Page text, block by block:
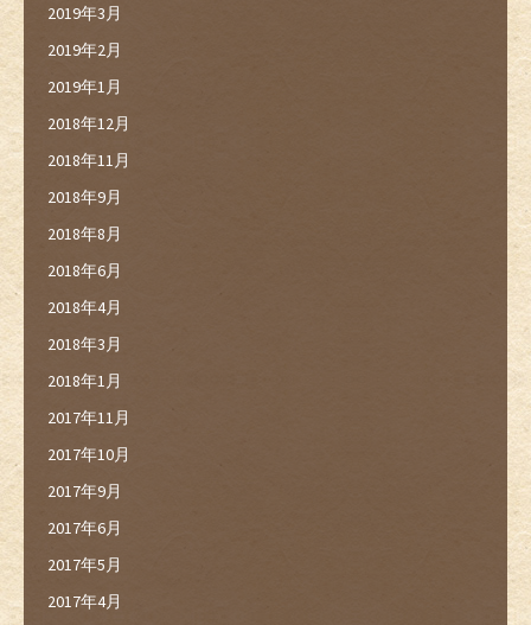
2019年3月
2019年2月
2019年1月
2018年12月
2018年11月
2018年9月
2018年8月
2018年6月
2018年4月
2018年3月
2018年1月
2017年11月
2017年10月
2017年9月
2017年6月
2017年5月
2017年4月